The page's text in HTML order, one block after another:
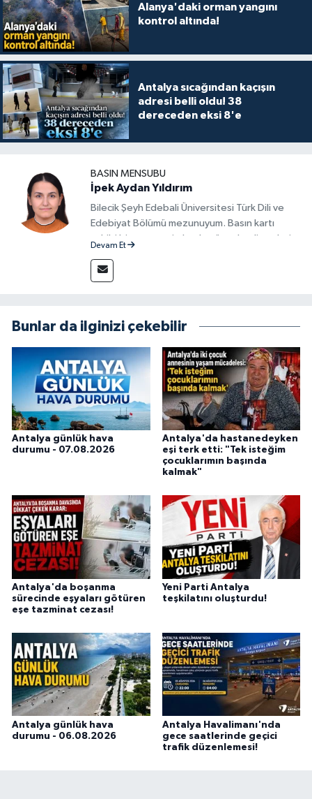
Alanya'daki orman yangını
kontrol altında!
Antalya sıcağından kaçışın
adresi belli oldu! 38
dereceden eksi 8'e
BASIN MENSUBU
İpek Aydan Yıldırım
Bilecik Şeyh Edebali Üniversitesi Türk Dili ve
Edebiyat Bölümü mezunuyum. Basın kartı
sahibi bir gazeteci olarak, güncel gelişmeleri
güvenilir ve tarafsız bilgilerle buluşturmayı
amaçlıyorum. Habercilik anlayışımda etik
alanlarda ürettiğim içeriklerle kamuoyuna
fayda sağla
Devam Et
Bunlar da ilginizi çekebilir
Antalya günlük hava
durumu - 07.08.2026
Antalya'da hastanedeyken
eşi terk etti: "Tek isteğim
çocuklarımın başında
kalmak"
Antalya'da boşanma
sürecinde eşyaları götüren
eşe tazminat cezası!
Yeni Parti Antalya
teşkilatını oluşturdu!
Antalya günlük hava
durumu - 06.08.2026
Antalya Havalimanı'nda
gece saatlerinde geçici
trafik düzenlemesi!